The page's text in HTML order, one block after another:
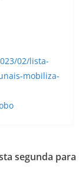
02/lista-
mobiliza-
segunda para